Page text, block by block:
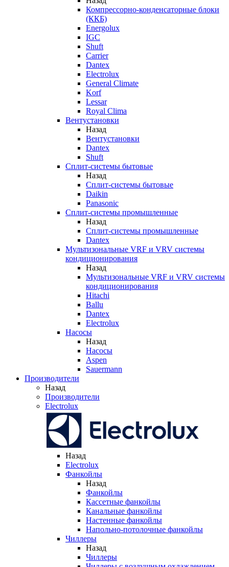
Компрессорно-конденсаторные блоки
(ККБ)
Energolux
IGC
Shuft
Carrier
Dantex
Electrolux
General Climate
Korf
Lessar
Royal Clima
Вентустановки
Назад
Вентустановки
Dantex
Shuft
Сплит-системы бытовые
Назад
Сплит-системы бытовые
Daikin
Panasonic
Сплит-системы промышленные
Назад
Сплит-системы промышленные
Dantex
Мультизональные VRF и VRV системы
кондиционирования
Назад
Мультизональные VRF и VRV системы
кондиционирования
Hitachi
Ballu
Dantex
Electrolux
Насосы
Назад
Насосы
Aspen
Sauermann
Производители
Назад
Производители
Electrolux
Назад
Electrolux
Фанкойлы
Назад
Фанкойлы
Кассетные фанкойлы
Канальные фанкойлы
Настенные фанкойлы
Напольно-потолочные фанкойлы
Чиллеры
Назад
Чиллеры